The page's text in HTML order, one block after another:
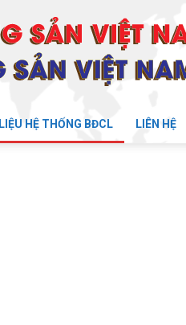
HỆ THỐNG BĐCL LIÊN HỆ